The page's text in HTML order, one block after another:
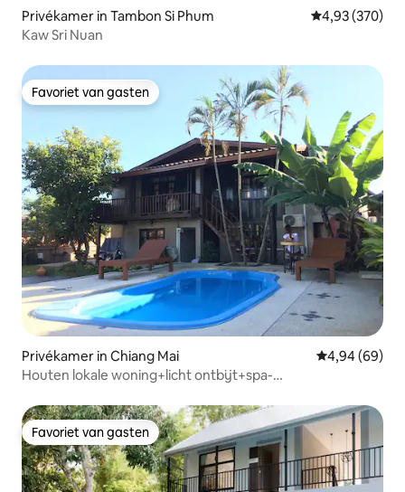
Privékamer in Tambon Si Phum Gemiddelde
4,93 (370)
Kaw Sri Nuan
Favoriet van gasten
Favoriet van gasten
Privékamer in Chiang Mai Gemiddelde
4,94 (69)
Houten lokale woning+licht ontbijt+spa-
Favoriet van gasten
Favoriet van gasten